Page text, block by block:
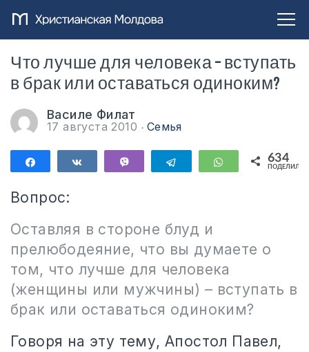
Что лучше для человека – вступать
в брак или оставаться одиноким?
Василе Филат
17 августа 2010 Семья
ПоделитьсяПоделиться Telegram WhatsApp
634
Вопрос:
Оставляя в стороне блуд и
прелюбодеяние, что вы думаете о
том, что лучше для человека
(женщины или мужчины) – вступать в
брак или оставаться одиноким?
Говоря на эту тему, Апостол Павел,